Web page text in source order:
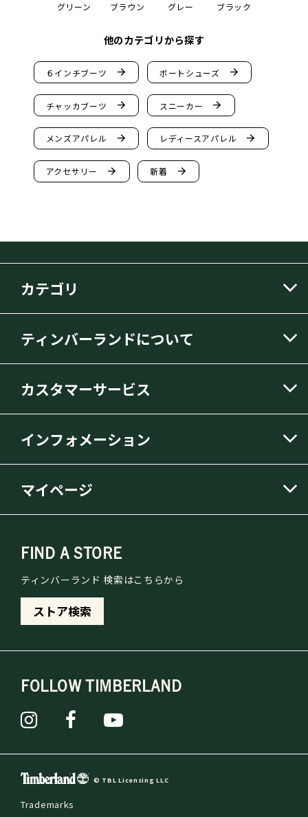
グリーン ブラウン グレー ブラック
他のカテゴリから探す
６インチブーツ arrow_forward ボートシューズ arrow_forward
チャッカブーツ arrow_forward スニーカー arrow_forward
メンズアパレル arrow_forward レディースアパレル arrow_forward
アクセサリー arrow_forward 新着 arrow_forward
カテゴリ
ティンバーランドについて
カスタマーサービス
インフォメーション
マイページ
FIND A STORE
ティンバーランド 検索はこちらから
ストア検索
FOLLOW TIMBERLAND
© TBL Licensing LLC
Trademarks